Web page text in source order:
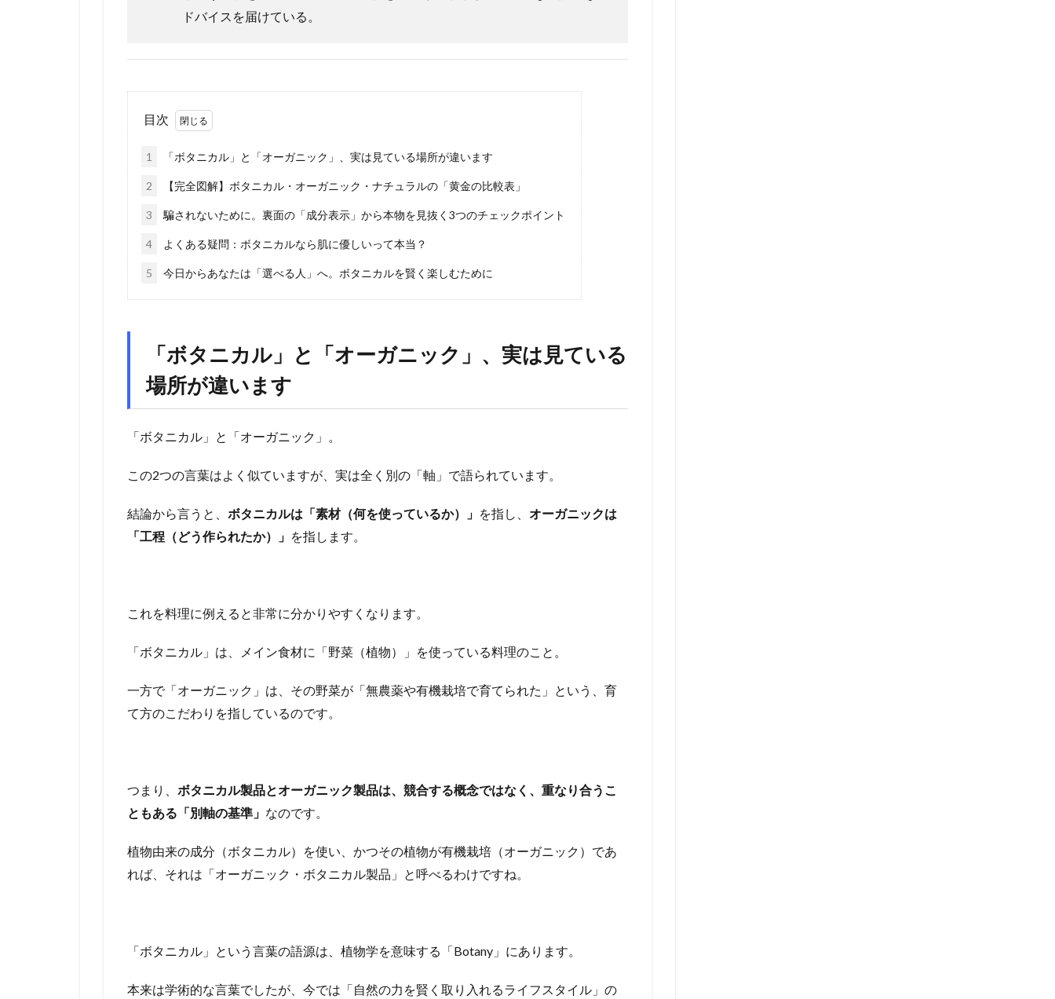
ドバイスを届けている。
目次
1 「ボタニカル」と「オーガニック」、実は見ている場所が違います
2 【完全図解】ボタニカル・オーガニック・ナチュラルの「黄金の比較表」
3 騙されないために。裏面の「成分表示」から本物を見抜く3つのチェックポイント
4 よくある疑問：ボタニカルなら肌に優しいって本当？
5 今日からあなたは「選べる人」へ。ボタニカルを賢く楽しむために
「ボタニカル」と「オーガニック」、実は見ている
場所が違います
「ボタニカル」と「オーガニック」。
この2つの言葉はよく似ていますが、実は全く別の「軸」で語られています。
結論から言うと、 ボタニカルは「素材（何を使っているか）」 を指し、 オーガニックは
「工程（どう作られたか）」 を指します。
これを料理に例えると非常に分かりやすくなります。
「ボタニカル」は、メイン食材に「野菜（植物）」を使っている料理のこと。
一方で「オーガニック」は、その野菜が「無農薬や有機栽培で育てられた」という、育
て方のこだわりを指しているのです。
つまり、 ボタニカル製品とオーガニック製品は、競合する概念ではなく、重なり合うこ
ともある「別軸の基準」 なのです。
植物由来の成分（ボタニカル）を使い、かつその植物が有機栽培（オーガニック）であ
れば、それは「オーガニック・ボタニカル製品」と呼べるわけですね。
「ボタニカル」という言葉の語源は、植物学を意味する「Botany」にあります。
本来は学術的な言葉でしたが、今では「自然の力を賢く取り入れるライフスタイル」の